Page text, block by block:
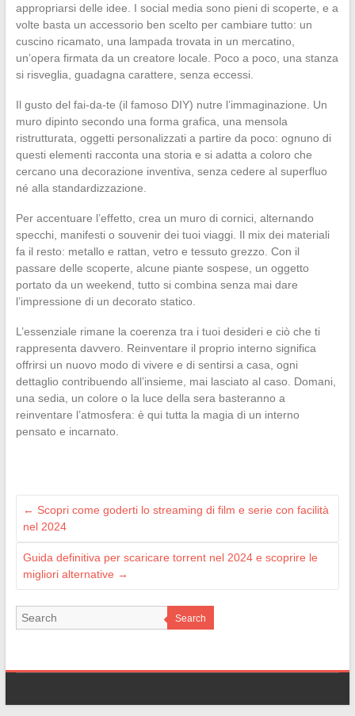
appropriarsi delle idee. I social media sono pieni di scoperte, e a
volte basta un accessorio ben scelto per cambiare tutto: un
cuscino ricamato, una lampada trovata in un mercatino,
un’opera firmata da un creatore locale. Poco a poco, una stanza
si risveglia, guadagna carattere, senza eccessi.
Il gusto del fai-da-te (il famoso DIY) nutre l’immaginazione. Un
muro dipinto secondo una forma grafica, una mensola
ristrutturata, oggetti personalizzati a partire da poco: ognuno di
questi elementi racconta una storia e si adatta a coloro che
cercano una decorazione inventiva, senza cedere al superfluo
né alla standardizzazione.
Per accentuare l’effetto, crea un muro di cornici, alternando
specchi, manifesti o souvenir dei tuoi viaggi. Il mix dei materiali
fa il resto: metallo e rattan, vetro e tessuto grezzo. Con il
passare delle scoperte, alcune piante sospese, un oggetto
portato da un weekend, tutto si combina senza mai dare
l’impressione di un decorato statico.
L’essenziale rimane la coerenza tra i tuoi desideri e ciò che ti
rappresenta davvero. Reinventare il proprio interno significa
offrirsi un nuovo modo di vivere e di sentirsi a casa, ogni
dettaglio contribuendo all’insieme, mai lasciato al caso. Domani,
una sedia, un colore o la luce della sera basteranno a
reinventare l’atmosfera: è qui tutta la magia di un interno
pensato e incarnato.
← Scopri come goderti lo streaming di film e serie con facilità
nel 2024
Guida definitiva per scaricare torrent nel 2024 e scoprire le
migliori alternative →
Search